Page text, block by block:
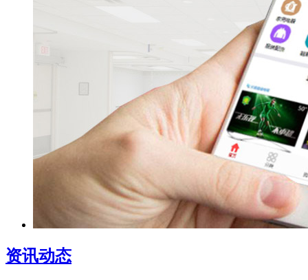
资讯动态